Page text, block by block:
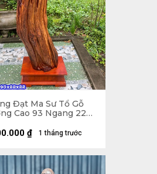
Đạt Ma Sư Tổ Gỗ
Cao 93 Ngang 22
1 tháng trước
₫